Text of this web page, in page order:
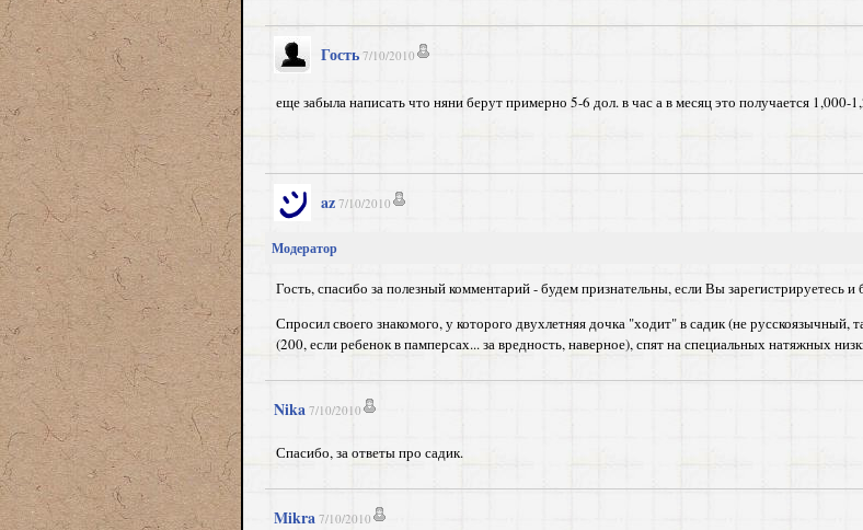
Гость 7/10/2010
еще забыла написать что няни берут примерно 5-6 дол. в час а в месяц это получается 1,000-
az 7/10/2010
Модератор
Гость, спасибо за полезный комментарий - будем признательны, если Вы зарегистрируетесь
Спросил своего знакомого, у которого двухлетняя дочка "ходит" в садик (не
(200, если ребенок в памперсах... за вредность, наверное), спят на специальных натяжных
Nika 7/10/2010
Спасибо, за ответы про садик.
Mikra 7/10/2010